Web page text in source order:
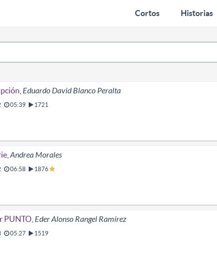
Cortos Historias
Eduardo David Blanco Peralta
05:39 1721
, Andrea Morales
06:58 1876
PUNTO Eder Alonso Rangel Ramírez
05:27 1519